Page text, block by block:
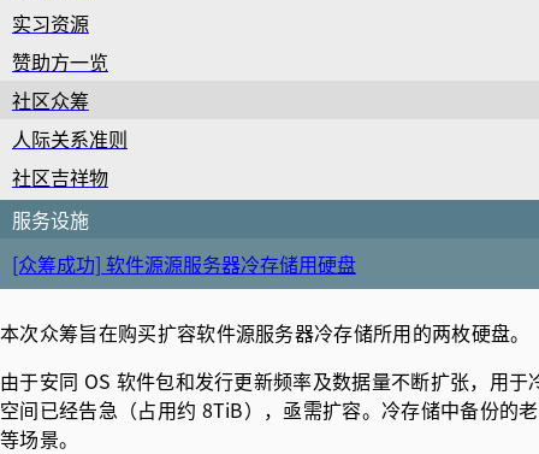
实习资源
赞助方一览
社区众筹
人际关系准则
社区吉祥物
服务设施
[众筹成功] 软件源源服务器冷存储用硬盘
本次众筹旨在购买扩容软件源服务器冷存储所用的两枚硬盘。
由于安同 OS 软件包和发行更新频率及数据量不断扩张，用
空间已经告急（占用约 8TiB），亟需扩容。冷存储中备份的
等场景。